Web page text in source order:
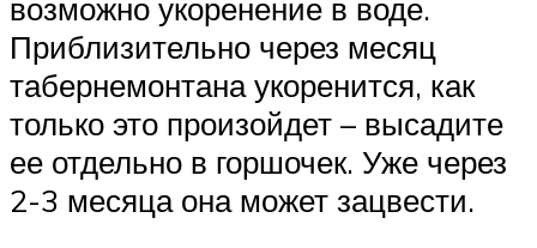
возможно укоренение в воде.
Приблизительно через месяц
табернемонтана укоренится, как
только это произойдет – высадите
ее отдельно в горшочек. Уже через
2-3 месяца она может зацвести.